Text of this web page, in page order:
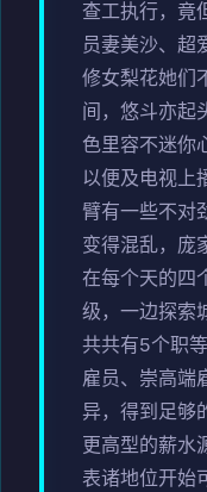
查工执行，竟
员妻美沙、超
修女梨花她们
间，悠斗亦起
色里容不迷你
以便及电视上
臂有一些不对
变得混乱，庞
在每个天的四
级，一边探索
共共有5个职
雇员、崇高端
异，得到足够
更高型的薪水
表诸地位开始